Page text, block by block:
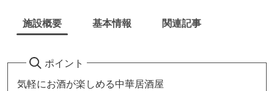
施設概要 基本情報 関連記事
ポイント
気軽にお酒が楽しめる中華居酒屋